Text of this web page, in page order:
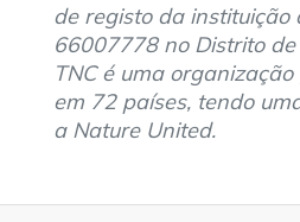
de registo da instituição
66007778 no Distrito de
TNC é uma
em 72 países, tendo
a Nature United.